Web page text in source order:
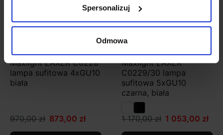
Spersonalizuj
Odmowa
Maxlight LAXER C0228
lampa sufitowa 4xGU10
biała
970,00 zł 873,00 zł
Maxlight LAXER
C0229/30 lampa
sufitowa 5xGU10
czarna, biała
1 170,00 zł 1 053,00 zł